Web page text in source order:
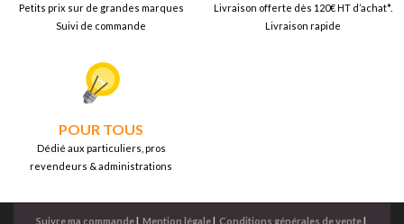
Petits prix sur de grandes marques
Suivi de commande
Livraison offerte dès 120€ HT d’achat*.
Livraison rapide
POUR TOUS
Dédié aux particuliers, pros
revendeurs & administrations
Suivre ma commande| Mention légale| Conditions générales de vente|